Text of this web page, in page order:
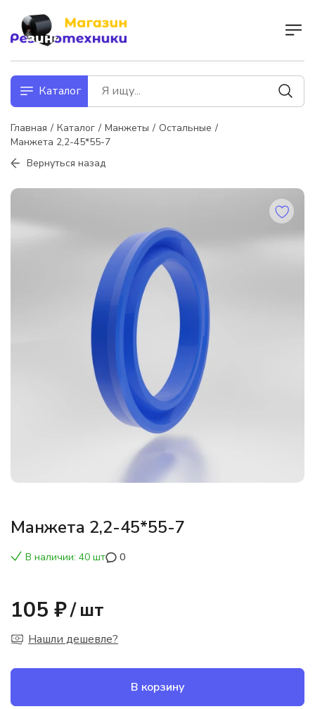
Каталог
Главная Каталог Манжеты
Остальные
Манжета 2,2-45*55-7
Вернуться назад
Манжета 2,2-45*55-7
В наличии: 40 шт 0
105 ₽/ шт
Нашли дешевле?
В корзину